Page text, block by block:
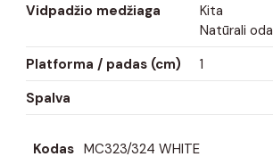
Vidpadžio medžiaga
Kita
Natūrali oda
Platforma / padas (cm)
1
Spalva
Kodas MC323/324 WHITE